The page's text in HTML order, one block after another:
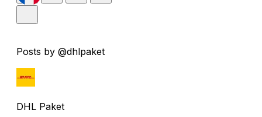
Posts by @dhlpaket
DHL Paket